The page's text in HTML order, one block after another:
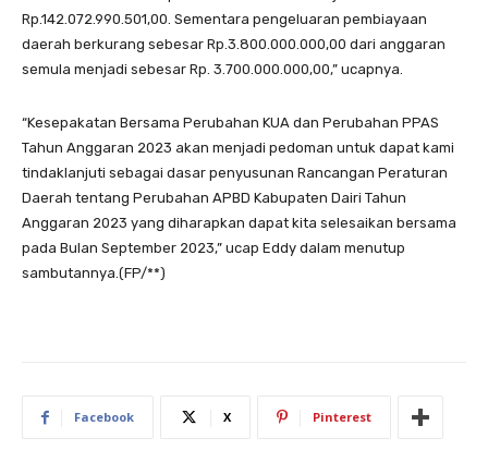
Rp.142.072.990.501,00. Sementara pengeluaran pembiayaan
daerah berkurang sebesar Rp.3.800.000.000,00 dari anggaran
semula menjadi sebesar Rp. 3.700.000.000,00,” ucapnya.
“Kesepakatan Bersama Perubahan KUA dan Perubahan PPAS
Tahun Anggaran 2023 akan menjadi pedoman untuk dapat kami
tindaklanjuti sebagai dasar penyusunan Rancangan Peraturan
Daerah tentang Perubahan APBD Kabupaten Dairi Tahun
Anggaran 2023 yang diharapkan dapat kita selesaikan bersama
pada Bulan September 2023,” ucap Eddy dalam menutup
sambutannya.(FP/**)
Facebook X Pinterest